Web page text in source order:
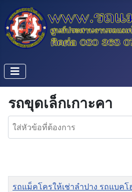
รถขุดเล็กเกาะคา
ใส่หัวข้อที่ต้องการ
ชื่อ
รถแม็คโครให้เช่าลำปาง รถแบคโ